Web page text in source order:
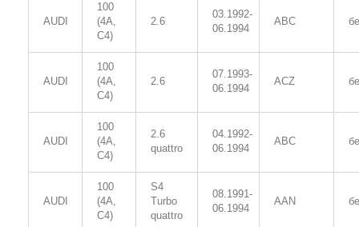
AUDI
100
(4A,
C4)
2.6
03.1992-
06.1994
ABC
AUDI
100
(4A,
C4)
2.6
07.1993-
06.1994
ACZ
AUDI
100
(4A,
C4)
2.6
quattro
04.1992-
06.1994
ABC
AUDI
100
(4A,
C4)
S4
Turbo
quattro
08.1991-
06.1994
AAN